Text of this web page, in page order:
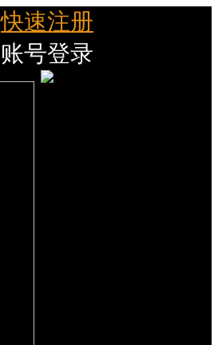
快速注册
账号登录